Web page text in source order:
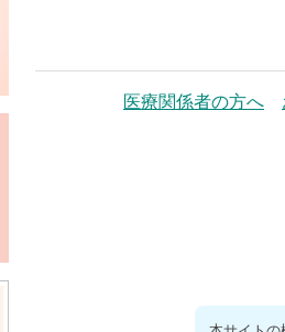
医療関係者の方へ